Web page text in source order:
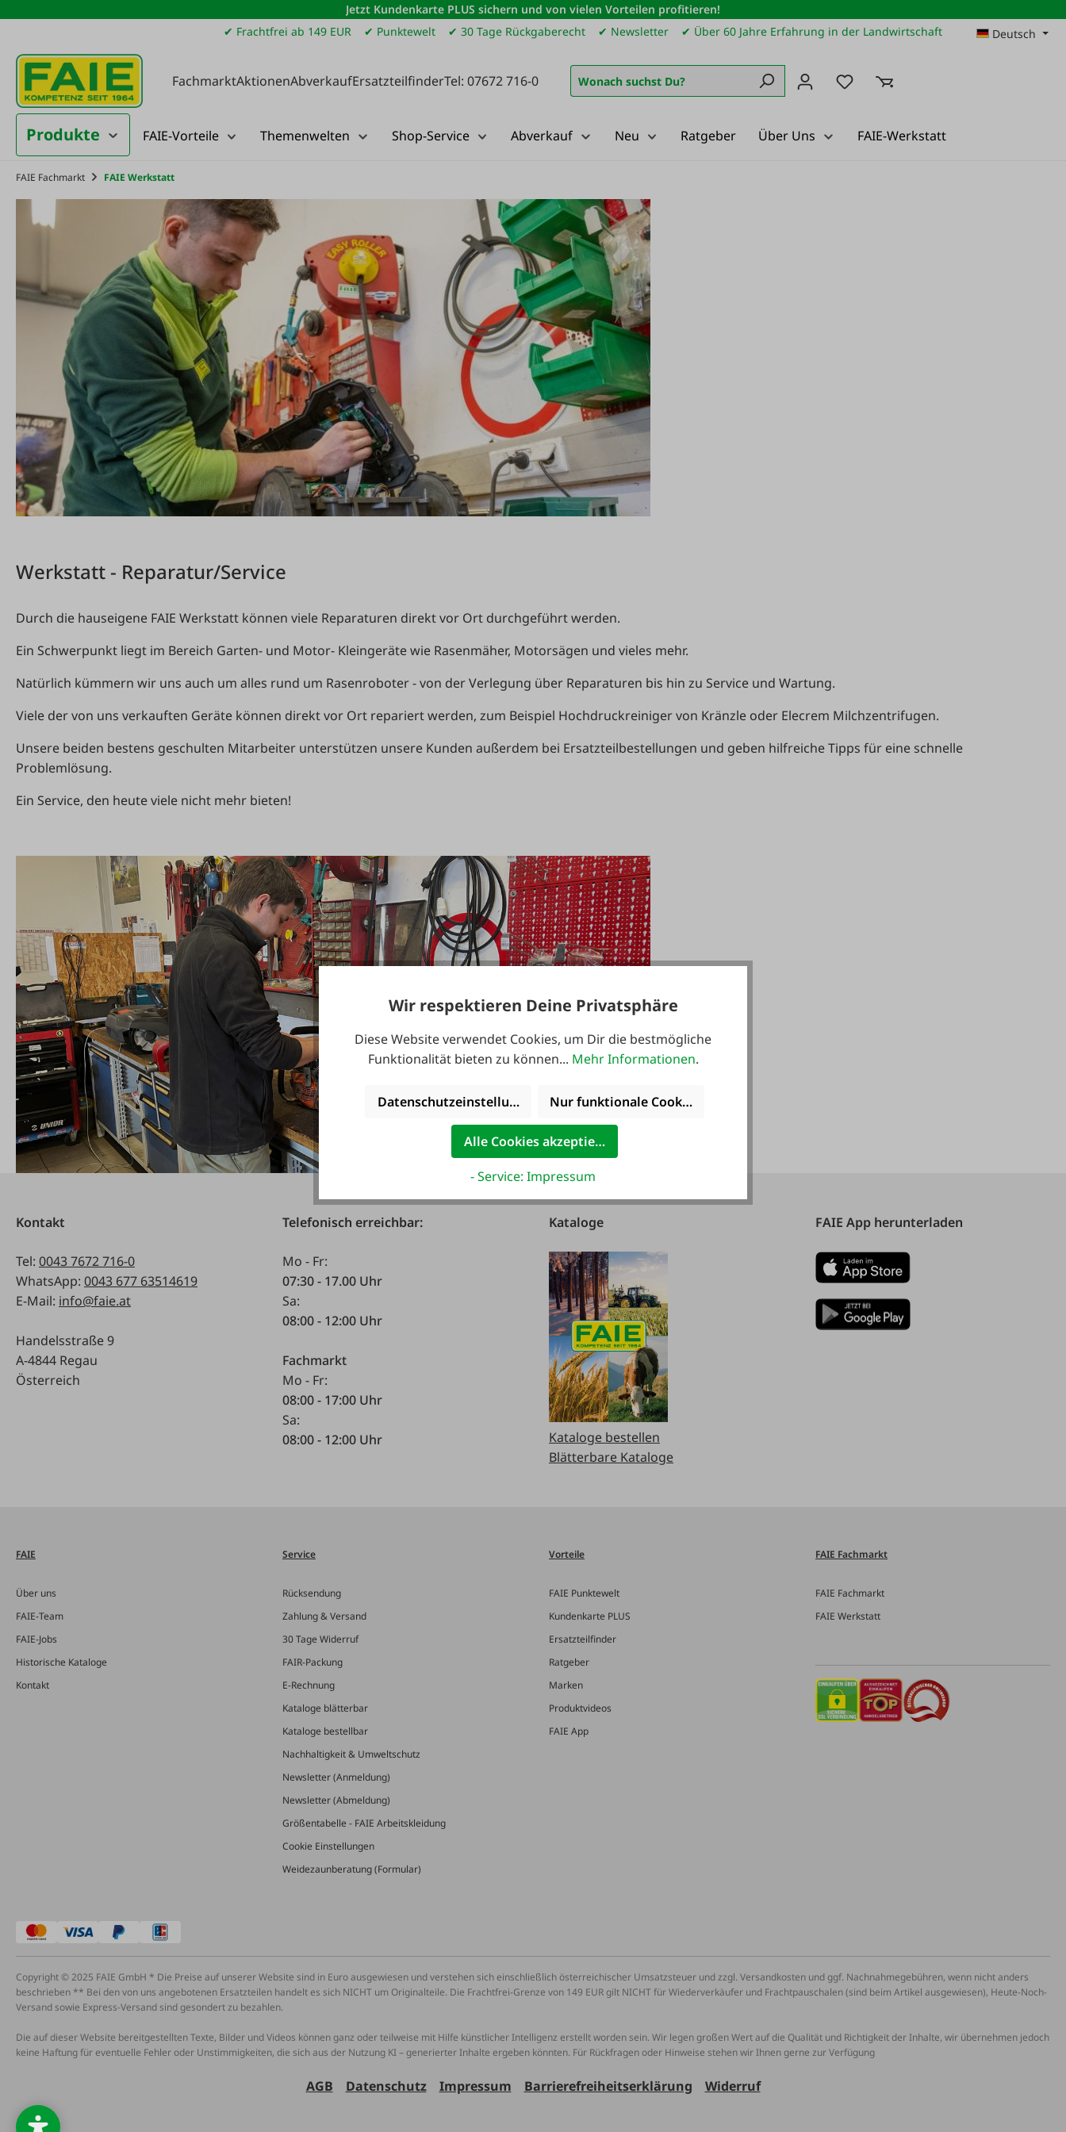
Hauptinhalt springen
Zur Suche springen
Zur Hauptnavigation springen
Jetzt Kundenkarte PLUS sichern und von vielen Vorteilen profitieren!
✔ Frachtfrei ab 149 EUR
✔ Punktewelt ✔ 30 Tage Rückgaberecht ✔ Newsletter ✔ Über 60 Jahre Erfahrung in der Landwirtschaft Deutsch
FachmarktAktionenAbverkaufErsatzteilfinderTel: 07672 716-0 Du hast 0 Produkte auf dem
Produkte FAIE-Vorteile Themenwelten Shop-Service Abverkauf Neu Ratgeber Über Uns FAIE-Werkstatt
FAIE Fachmarkt FAIE Werkstatt
Werkstatt - Reparatur/Service
Durch die hauseigene FAIE Werkstatt können viele Reparaturen direkt vor Ort durchgeführt werden.
Ein Schwerpunkt liegt im Bereich Garten- und Motor- Kleingeräte wie Rasenmäher, Motorsägen und vieles mehr.
Natürlich kümmern wir uns auch um alles rund um Rasenroboter - von der Verlegung über Reparaturen bis hin zu Service und Wartung.
Viele der von uns verkauften Geräte können direkt vor Ort repariert werden, zum Beispiel Hochdruckreiniger von Kränzle oder Elecrem Milchzentrifugen.
Unsere beiden bestens geschulten Mitarbeiter unterstützen unsere Kunden außerdem bei Ersatzteilbestellungen und geben hilfreiche Tipps für eine schnelle
Problemlösung.
Ein Service, den heute viele nicht mehr bieten!
Kontakt
Tel: 0043 7672 716-0
WhatsApp: 0043 677 63514619
E-Mail: info@faie.at
Handelsstraße 9
A-4844 Regau
Österreich
Telefonisch erreichbar:
Mo - Fr:
07:30 - 17.00 Uhr
Sa:
08:00 - 12:00 Uhr
Fachmarkt
Mo - Fr:
08:00 - 17:00 Uhr
Sa:
08:00 - 12:00 Uhr
Kataloge
Kataloge bestellen
Blätterbare Kataloge
FAIE App herunterladen
FAIE
Über uns
FAIE-Team
FAIE-Jobs
Historische Kataloge
Kontakt
Service
Rücksendung
Zahlung & Versand
30 Tage Widerruf
FAIR-Packung
E-Rechnung
Kataloge blätterbar
Kataloge bestellbar
Nachhaltigkeit & Umweltschutz
Newsletter (Anmeldung)
Newsletter (Abmeldung)
Größentabelle - FAIE Arbeitskleidung
Cookie Einstellungen
Weidezaunberatung (Formular)
Vorteile
FAIE Punktewelt
Kundenkarte PLUS
Ersatzteilfinder
Ratgeber
Marken
Produktvideos
FAIE App
FAIE Fachmarkt
FAIE Fachmarkt
FAIE Werkstatt
Copyright © 2025 FAIE GmbH * Die Preise auf unserer Website sind in Euro ausgewiesen und verstehen sich einschließlich österreichischer Umsatzsteuer und zzgl. Versandkosten und ggf. Nachnahmegebühren, wenn nicht anders
beschrieben ** Bei den von uns angebotenen Ersatzteilen handelt es sich NICHT um Originalteile. Die Frachtfrei-Grenze von 149 EUR gilt NICHT für Wiederverkäufer und Frachtpauschalen (sind beim Artikel ausgewiesen), Heute-Noch-
Versand sowie Express-Versand sind gesondert zu bezahlen.
Die auf dieser Website bereitgestellten Texte, Bilder und Videos können ganz oder teilweise mit Hilfe künstlicher Intelligenz erstellt worden sein. Wir legen großen Wert auf die Qualität und Richtigkeit der Inhalte, wir übernehmen jedoch
keine Haftung für eventuelle Fehler oder Unstimmigkeiten, die sich aus der Nutzung KI – generierter Inhalte ergeben könnten. Für Rückfragen oder Hinweise stehen wir Ihnen gerne zur Verfügung
AGB Datenschutz Impressum Barrierefreiheitserklärung Widerruf
Wir respektieren Deine Privatsphäre
Diese Website verwendet Cookies, um Dir die bestmögliche
Funktionalität bieten zu können... Mehr Informationen.
Datenschutzeinstellungen Nur funktionale Cookies akzeptieren
Alle Cookies akzeptieren
- Service: Impressum